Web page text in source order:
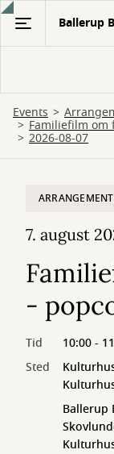
Gå
hovedindhold
Ballerup
Events
Familiefilm om
2026-08-07
7. august
-
Tid
10:00 -
Sted
Ballerup